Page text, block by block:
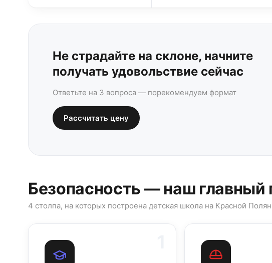
Не страдайте на склоне, начните
получать удовольствие сейчас
Ответьте на 3 вопроса — порекомендуем формат
Рассчитать цену
Безопасность — наш главный
4 столпа, на которых построена детская школа на Красной